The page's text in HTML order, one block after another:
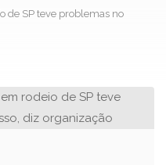
de SP teve problemas no